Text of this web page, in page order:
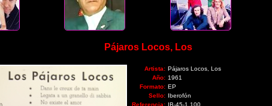
Pájaros Locos, Los
Artista: Pájaros Locos, Los
Año: 1961
Formato: EP
Sello: Iberofón
Referencia: IB-45-1.100